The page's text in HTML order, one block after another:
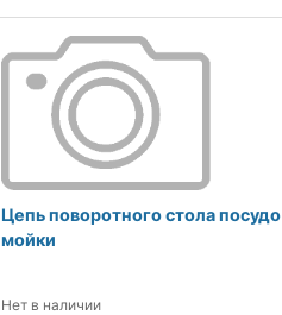
Цепь поворотного стола посудо
мойки
Нет в наличии